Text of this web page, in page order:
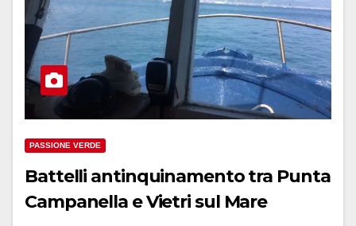
PASSIONE VERDE
Battelli antinquinamento tra Punta
Campanella e Vietri sul Mare